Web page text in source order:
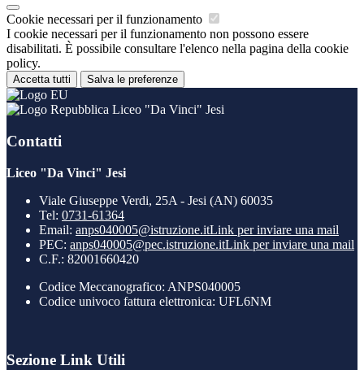
Cookie necessari per il funzionamento
I cookie necessari per il funzionamento non possono essere
disabilitati. È possibile consultare l'elenco nella pagina della cookie
policy.
Accetta tutti Salva le preferenze
Liceo "Da Vinci" Jesi
Contatti
Liceo "Da Vinci" Jesi
Viale Giuseppe Verdi, 25A - Jesi (AN) 60035
Tel: 0731-61364
Email: anps040005@istruzione.itLink per inviare una mail
PEC: anps040005@pec.istruzione.itLink per inviare una mail
C.F.: 82001660420
Codice Meccanografico: ANPS040005
Codice univoco fattura elettronica: UFL6NM
Sezione Link Utili